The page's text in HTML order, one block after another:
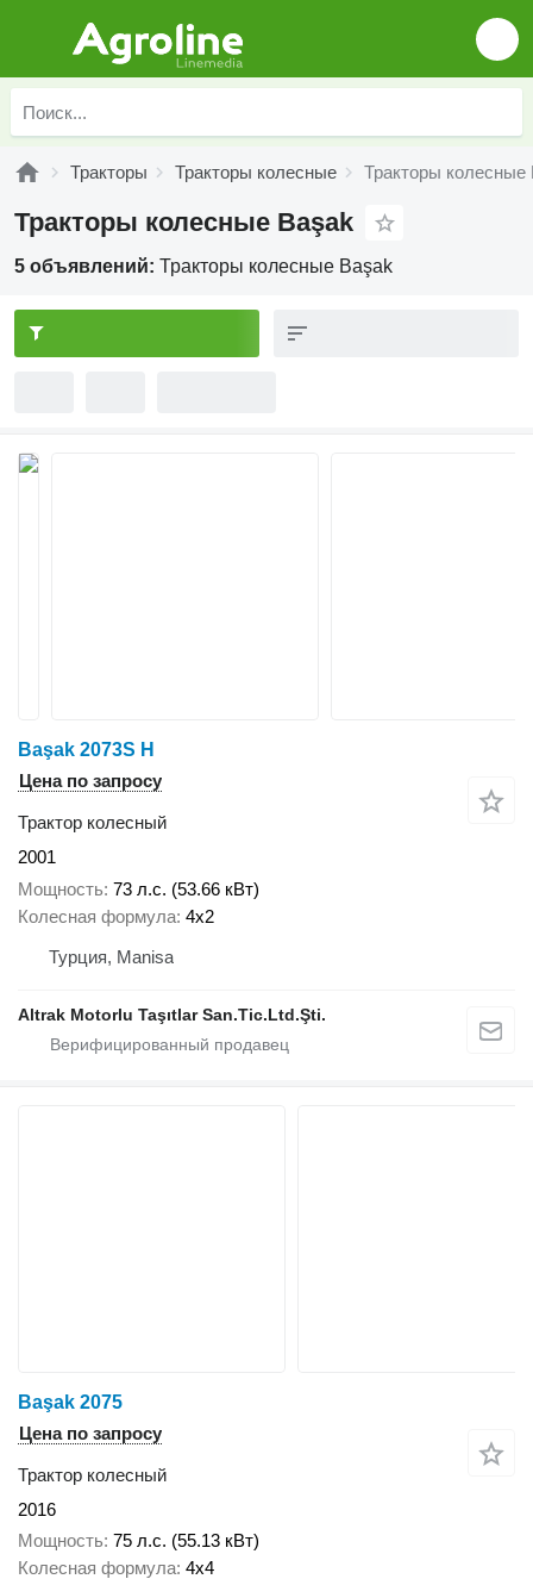
Тракторы Тракторы колесные Тракторы колесные
Тракторы колесные Başak
5 объявлений: Тракторы колесные Başak
Başak 2073S H
Цена по запросу
Трактор колесный
2001
Мощность 73 л.с. (53.66 кВт)
Колесная формула 4x2
Турция, Manisa
Altrak Motorlu Taşıtlar San.Tic.Ltd.Şti.
Başak 2075
Цена по запросу
Трактор колесный
2016
Мощность 75 л.с. (55.13 кВт)
Колесная формула 4x4